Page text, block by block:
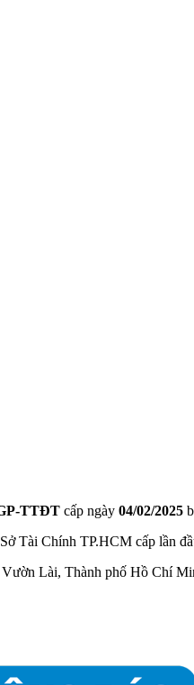
TTĐT cấp ngày 04/02/2025
Tài Chính TP.HCM cấp lần
Lài, Thành phố Hồ Chí